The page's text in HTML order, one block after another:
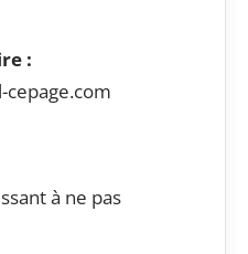
:
à ne pas